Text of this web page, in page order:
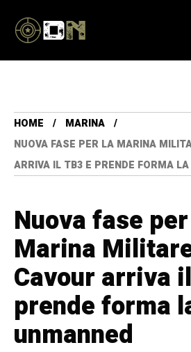
HOME
MARINA
NUOVA FASE PER LA MARINA
ARRIVA IL TB3 E PRENDE FORMA
Nuova fase
Marina
Cavour arriva
prende forma
unmanned